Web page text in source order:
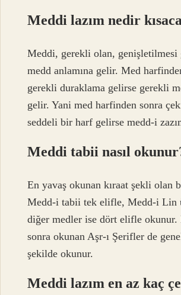
Meddi lazım nedir
Meddi, gerekli olan, genişletilmesi
medd anlamına gelir. Med
gerekli duraklama gelirse gerekli
gelir. Yani med harfinden sonra
seddeli bir harf gelirse medd-i
Meddi tabii nasıl
En yavaş okunan kıraat şekli olan
Medd-i tabii tek elifle, Medd-i Lin
diğer medler ise dört elifle okunur.
sonra okunan Aşr-ı Şerifler de
şekilde okunur.
Meddi lazım en az kaç